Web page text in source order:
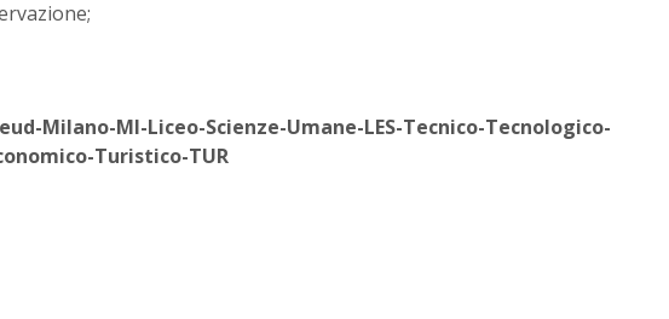
Milano-MI-Liceo-Scienze-Umane-LES-Tecnico-Tecnologico-
Turistico-TUR